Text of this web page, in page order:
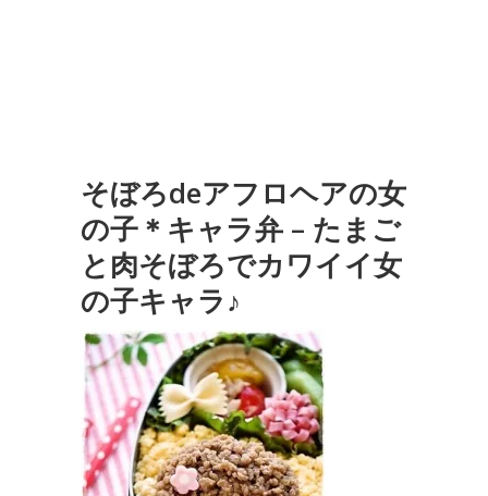
そぼろdeアフロヘアの女
の子＊キャラ弁 – たまご
と肉そぼろでカワイイ女
の子キャラ♪